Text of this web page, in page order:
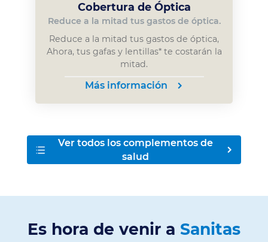
Cobertura de Óptica
Reduce a la mitad tus gastos de óptica.
Reduce a la mitad tus gastos de óptica,
Ahora, tus gafas y lentillas* te costarán la
mitad.
Más información
Ver todos los complementos de
salud
Es hora de venir a Sanitas